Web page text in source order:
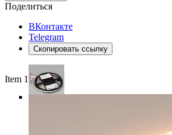
Поделиться
ВКонтакте
Telegram
Скопировать ссылку
Item 1 of 3